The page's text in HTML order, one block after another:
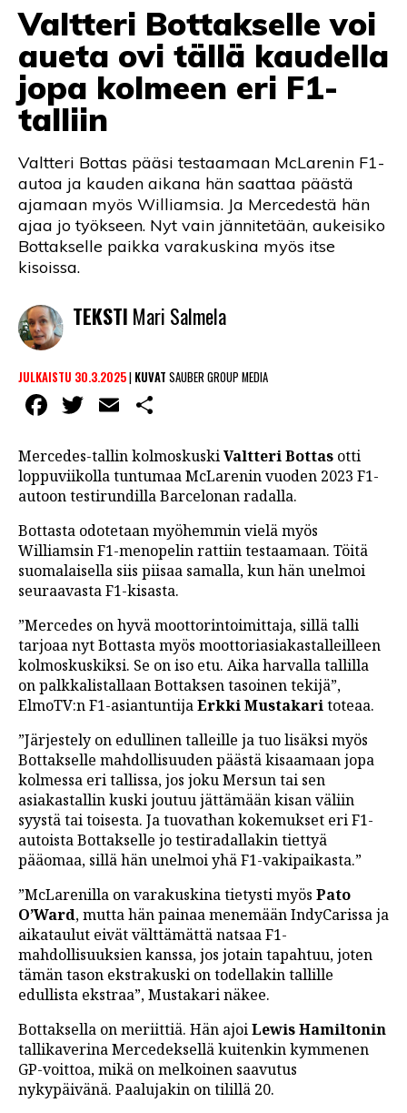
Valtteri Bottakselle voi
aueta ovi tällä kaudella
jopa kolmeen eri F1-
talliin
Valtteri Bottas pääsi testaamaan McLarenin F1-
autoa ja kauden aikana hän saattaa päästä
ajamaan myös Williamsia. Ja Mercedestä hän
ajaa jo työkseen. Nyt vain jännitetään, aukeisiko
Bottakselle paikka varakuskina myös itse
kisoissa.
TEKSTI Mari Salmela
JULKAISTU 30.3.2025| KUVAT SAUBER GROUP MEDIA
Facebook
Twitter
Email
Mercedes-tallin kolmoskuskiValtteri Bottas otti
loppuviikolla tuntumaa McLarenin vuoden 2023 F1-
autoon testirundilla Barcelonan radalla.
Bottasta odotetaan myöhemmin vielä myös
Williamsin F1-menopelin rattiin testaamaan. Töitä
suomalaisella siis piisaa samalla, kun hän unelmoi
seuraavasta F1-kisasta.
”Mercedes on hyvä moottorintoimittaja, sillä talli
tarjoaa nyt Bottasta myös moottoriasiakastalleilleen
kolmoskuskiksi. Se on iso etu. Aika harvalla tallilla
on palkkalistallaan Bottaksen tasoinen tekijä”,
ElmoTV:n F1-asiantuntijaErkki Mustakaritoteaa.
”Järjestely on edullinen talleille ja tuo lisäksi myös
Bottakselle mahdollisuuden päästä kisaamaan jopa
kolmessa eri tallissa, jos joku Mersun tai sen
asiakastallin kuski joutuu jättämään kisan väliin
syystä tai toisesta. Ja tuovathan kokemukset eri F1-
autoista Bottakselle jo testiradallakin tiettyä
pääomaa, sillä hän unelmoi yhä F1-vakipaikasta.”
”McLarenilla on varakuskina tietysti myös Pato
O’Ward, mutta hän painaa menemään IndyCarissa ja
aikataulut eivät välttämättä natsaa F1-
mahdollisuuksien kanssa, jos jotain tapahtuu, joten
tämän tason ekstrakuski on todellakin tallille
edullista ekstraa”, Mustakari näkee.
Bottaksella on meriittiä. Hän ajoiLewis Hamiltonin
tallikaverina Mercedeksellä kuitenkin kymmenen
GP-voittoa, mikä on melkoinen saavutus
nykypäivänä. Paalujakin on tilillä 20.
LINTU VAI KALA
46 DENTON ROAD
VIDEOT
PODCASTIT
KOLUMNIT